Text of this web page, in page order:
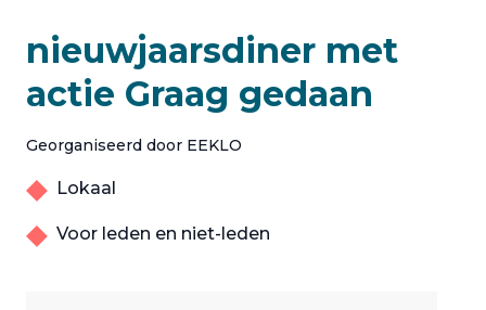
nieuwjaarsdiner met
actie Graag gedaan
Georganiseerd door EEKLO
Lokaal
Voor leden en niet-leden